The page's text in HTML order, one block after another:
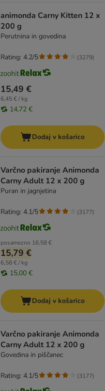
animonda Carny Kitten 12 x
200 g
Perutnina in govedina
15,49 €
6,45 € / kg
14,72 €
Rating: 4.2/5 (3279)
Dodaj v košarico
Varčno pakiranje Animonda
Carny Adult 12 x 200 g
Puran in jagnjetina
posamezno 16,58 €
15,79 €
6,58 € / kg
15,00 €
Rating: 4.1/5 (3177)
Dodaj v košarico
Varčno pakiranje Animonda
Carny Adult 12 x 200 g
Govedina in piščanec
Rating: 4.1/5 (3177)